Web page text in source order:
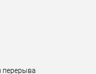
перерыва